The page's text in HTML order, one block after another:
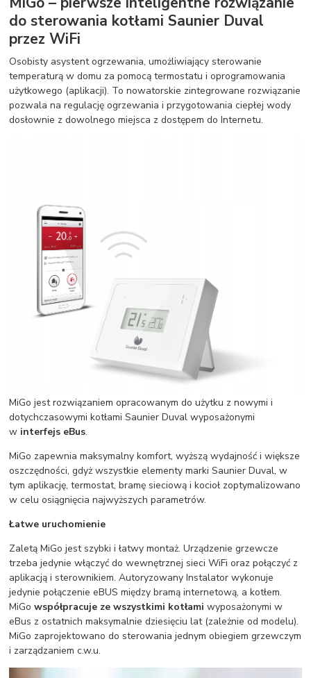
do sterowania kotłami Saunier Duval
przez WiFi
Osobisty asystent ogrzewania, umożliwiający sterowanie
temperaturą w domu za pomocą termostatu i oprogramowania
użytkowego (aplikacji). To nowatorskie zintegrowane rozwiązanie
pozwala na regulację ogrzewania i przygotowania ciepłej wody
dosłownie z dowolnego miejsca z dostępem do Internetu.
MiGo jest rozwiązaniem opracowanym do użytku z nowymi i
dotychczasowymi kotłami Saunier Duval wyposażonymi
w interfejs eBus.
MiGo zapewnia maksymalny komfort, wyższą wydajność i większe
oszczędności, gdyż wszystkie elementy marki Saunier Duval, w
tym aplikację, termostat, bramę sieciową i kocioł zoptymalizowano
w celu osiągnięcia najwyższych parametrów.
Łatwe uruchomienie
Zaletą MiGo jest szybki i łatwy montaż. Urządzenie grzewcze
trzeba jedynie włączyć do wewnętrznej sieci WiFi oraz połączyć z
aplikacją i sterownikiem. Autoryzowany Instalator wykonuje
jedynie połączenie eBUS między bramą internetową, a kotłem.
MiGowspółpracuje ze wszystkimi kotłami wyposażonymi w
eBus z ostatnich maksymalnie dziesięciu lat (zależnie od modelu).
MiGo zaprojektowano do sterowania jednym obiegiem grzewczym
i zarządzaniem c.w.u.